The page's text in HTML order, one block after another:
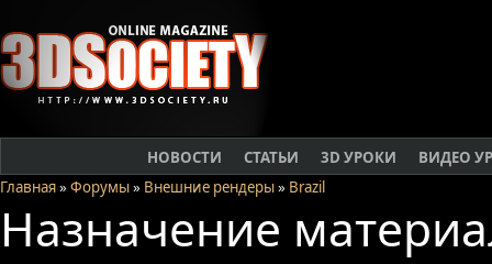
НОВОСТИ СТАТЬИ 3D УРОКИ
ВИДЕО
Главная» Форумы» Внешние рендеры» Brazil
Назначение